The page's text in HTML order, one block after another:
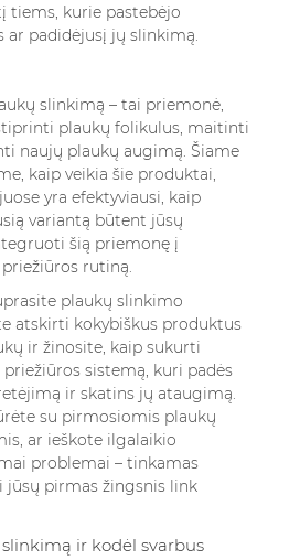
šampūnai yra tokie pat
profesionalūs ar
kol pamatysiu
tiems, kurie pastebėjo
ar padidėjusį jų slinkimą.
slinkimą – tai priemonė,
plaukų folikulus, maitinti
naujų plaukų augimą. Šiame
kaip veikia šie produktai,
yra efektyviausi, kaip
variantą būtent jūsų
šią priemonę į
rutiną.
plaukų slinkimo
atskirti kokybiškus produktus
ir žinosite, kaip sukurti
sistemą, kuri padės
ir skatins jų ataugimą.
su pirmosiomis plaukų
ar ieškote ilgalaikio
problemai – tinkamas
jūsų pirmas žingsnis link
ir kodėl svarbus